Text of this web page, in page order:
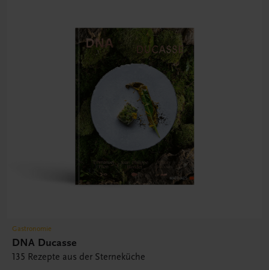
Gastronomie
DNA Ducasse
135 Rezepte aus der Sterneküche